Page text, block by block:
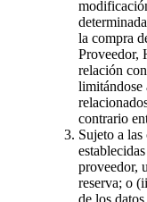
la compra
Proveedor,
relación
limitándose
contrario
Sujeto a
proveedor,
reserva; o
de los